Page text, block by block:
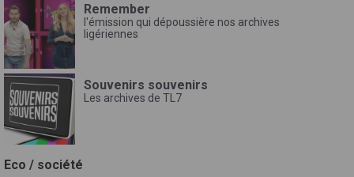
Remember
l'émission qui dépoussière nos archives
ligériennes
Souvenirs souvenirs
Les archives de TL7
Eco / société